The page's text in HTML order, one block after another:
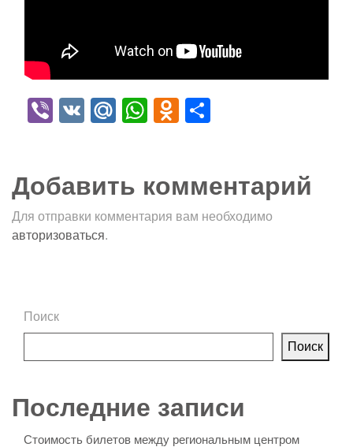
Viber
VK Mail.Ru
WhatsApp
Odnoklassniki
Добавить комментарий
Для отправки комментария вам необходимо
авторизоваться.
Поиск
Поиск
Последние записи
Стоимость билетов между региональным центром